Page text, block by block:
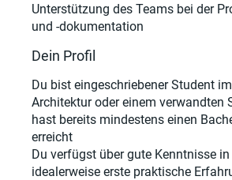
Unterstützung des Teams bei der
und -dokumentation
Dein Profil
Du bist eingeschriebener Student
Architektur oder einem verwandten
hast bereits mindestens einen
erreicht
Du verfügst über gute Kenntnisse
idealerweise erste praktische